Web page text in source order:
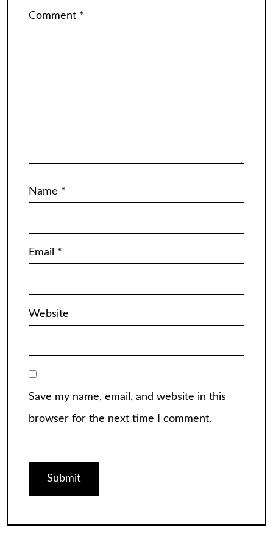
Comment *
Name *
Email *
Website
Save my name, email, and website in this
browser for the next time I comment.